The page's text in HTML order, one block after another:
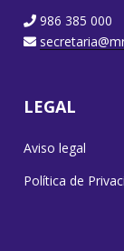
986 385 000
LEGAL
Aviso legal
Política de